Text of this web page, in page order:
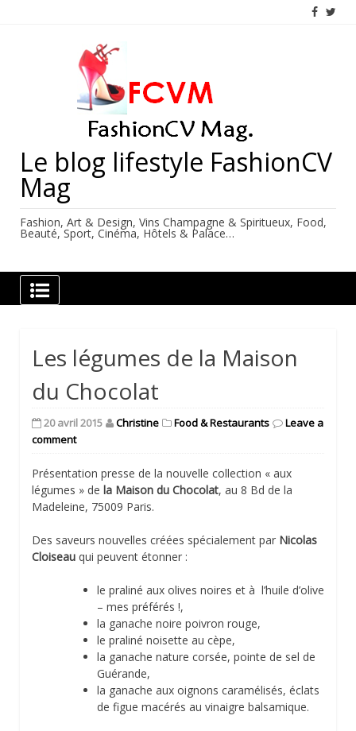
Le blog lifestyle FashionCV
Mag
Fashion, Art & Design, Vins Champagne & Spiritueux, Food,
Beauté, Sport, Cinéma, Hôtels & Palace…
Les légumes de la Maison
du Chocolat
20 avril 2015 Christine Food & Restaurants
Leave a
comment
Présentation presse de la nouvelle collection « aux
légumes » de la Maison du Chocolat, au 8 Bd de la
Madeleine, 75009 Paris.
Des saveurs nouvelles créées spécialement par Nicolas
Cloiseau qui peuvent étonner :
le praliné aux olives noires et à l’huile d’olive
– mes préférés !,
la ganache noire poivron rouge,
le praliné noisette au cèpe,
la ganache nature corsée, pointe de sel de
Guérande,
la ganache aux oignons caramélisés, éclats
de figue macérés au vinaigre balsamique.